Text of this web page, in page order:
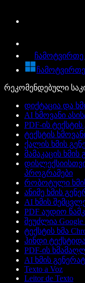
ჩამოტვირთე
ჩამოტვირთე
რეკომენდებული
დიქტაცია და
AI ხმოვანი
PDF-ის
ტექსტის
ქალის ხმის
მამაკაცის
პროგრამები
რობოტული
ანიმე ხმის
AI ხმის
PDF აუდიო
შეუძლია Google
ტექსტის ხმა
ჰინდი
PDF-ის
AI ხმის
Texto a Voz
Leitor de Texto